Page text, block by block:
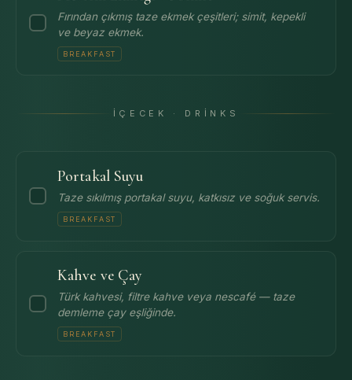
Fırından çıkmış taze ekmek çeşitleri; simit, kepekli
ve beyaz ekmek.
BREAKFAST
İÇECEK · DRINKS
Portakal Suyu
Taze sıkılmış portakal suyu, katkısız ve soğuk servis.
BREAKFAST
Kahve ve Çay
Türk kahvesi, filtre kahve veya nescafé — taze
demleme çay eşliğinde.
BREAKFAST